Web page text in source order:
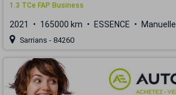
1.3 TCe FAP Business
2021 165000 km ESSENCE Manuelle
Sarrians - 84260